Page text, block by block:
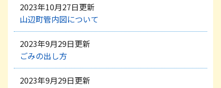
2023年10月27日更新
山辺町管内図について
2023年9月29日更新
ごみの出し方
2023年9月29日更新